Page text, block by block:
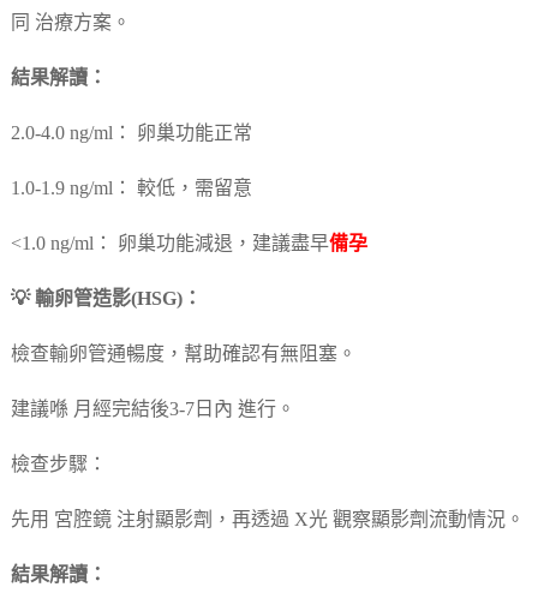
同 治療方案。
結果解讀：
2.0-4.0 ng/ml： 卵巢功能正常
1.0-1.9 ng/ml： 較低，需留意
<1.0 ng/ml： 卵巢功能減退，建議盡早備孕
💡 輸卵管造影(HSG)：
檢查輸卵管通暢度，幫助確認有無阻塞。
建議喺 月經完結後3-7日內 進行。
檢查步驟：
先用 宮腔鏡 注射顯影劑，再透過 X光 觀察顯影劑流動情況。
結果解讀：